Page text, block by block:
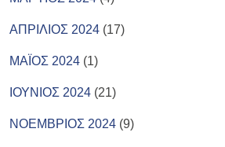
ΑΠΡΙΛΙΟΣ 2024 (17)
ΜΑΪΟΣ 2024 (1)
ΙΟΥΝΙΟΣ 2024 (21)
ΝΟΕΜΒΡΙΟΣ 2024 (9)